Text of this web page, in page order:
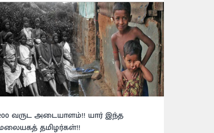
வருட அடையாளம்!! யார் இந்த
தமிழர்கள்!!